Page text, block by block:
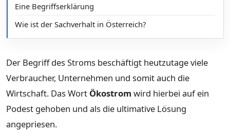
Eine Begriffserklärung
Wie ist der Sachverhalt in Österreich?
Der Begriff des Stroms beschäftigt heutzutage viele
Verbraucher, Unternehmen und somit auch die
Wirtschaft. Das Wort Ökostrom wird hierbei auf ein
Podest gehoben und als die ultimative Lösung
angepriesen.